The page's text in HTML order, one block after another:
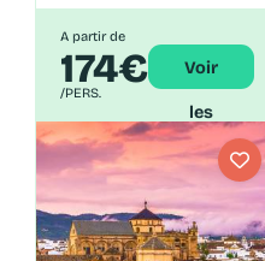
A partir de
174€
/PERS.
Voir
les
détails